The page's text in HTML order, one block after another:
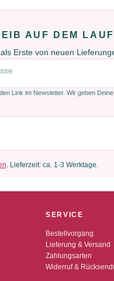
AUF DEM
Erste von neuen
Link im Newsletter. Wir geben
. Lieferzeit: ca. 1-3 Werktage.
SERVICE
Bestellvorgang
Lieferung & Versand
Zahlungsarten
Widerruf &